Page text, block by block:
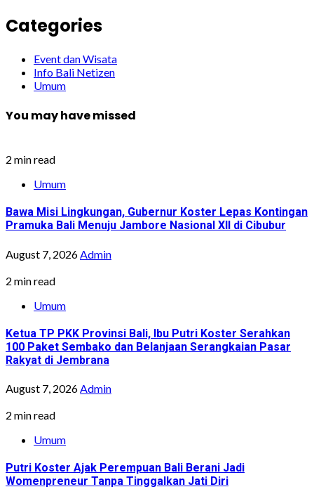
Categories
Event dan Wisata
Info Bali Netizen
Umum
You may have missed
2 min read
Umum
Bawa Misi Lingkungan, Gubernur Koster Lepas Kontingan
Pramuka Bali Menuju Jambore Nasional XII di Cibubur
August 7, 2026 Admin
2 min read
Umum
Ketua TP PKK Provinsi Bali, Ibu Putri Koster Serahkan
100 Paket Sembako dan Belanjaan Serangkaian Pasar
Rakyat di Jembrana
August 7, 2026Admin
2 min read
Umum
Putri Koster Ajak Perempuan Bali Berani Jadi
Womenpreneur Tanpa Tinggalkan Jati Diri